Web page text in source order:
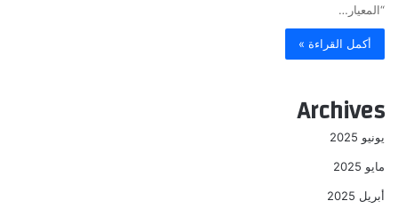
“المعيار…
أكمل القراءة »
Archives
يونيو 2025
مايو 2025
أبريل 2025